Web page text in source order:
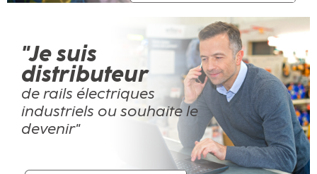
"Je suis
distributeur
de rails électriques
industriels ou souhaite le
devenir"